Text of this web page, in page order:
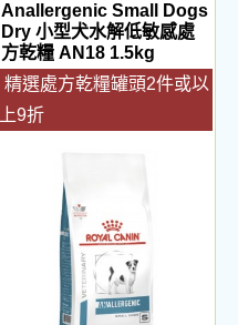
Anallergenic Small Dogs
Dry 小型犬水解低敏感處
方乾糧 AN18 1.5kg
精選處方乾糧罐頭2件或以
上9折